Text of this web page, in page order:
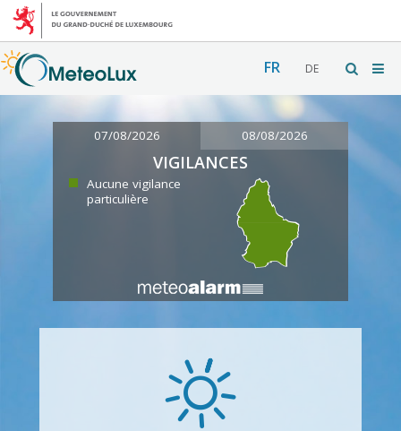
FR DE
07/08/2026 08/08/2026
VIGILANCES
Aucune vigilance
particulière